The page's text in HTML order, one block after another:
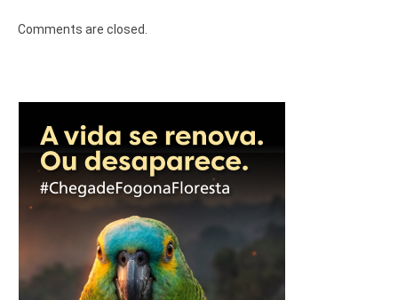
Comments are closed.